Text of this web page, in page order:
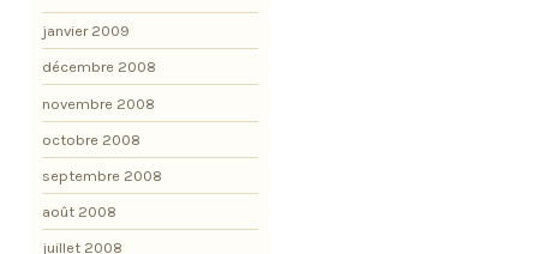
janvier 2009
décembre 2008
novembre 2008
octobre 2008
septembre 2008
août 2008
juillet 2008